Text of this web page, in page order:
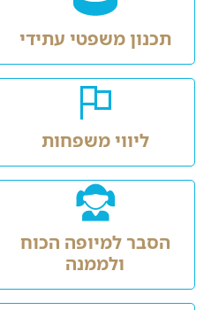
תכנון משפטי עתידי
ליווי משפחות
הסבר למיופה הכוח
ולממנה